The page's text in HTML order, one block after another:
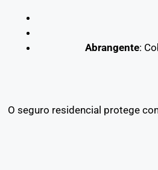
Abrangente:
O seguro residencial protege